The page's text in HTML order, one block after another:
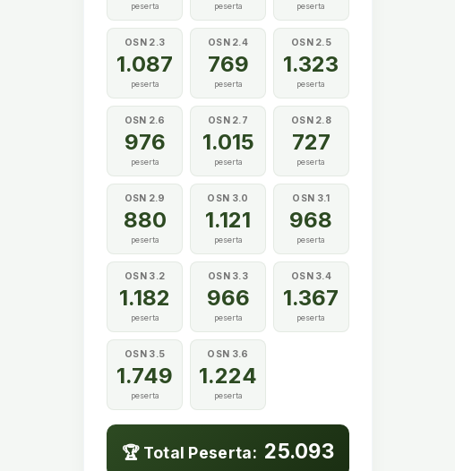
peserta peserta peserta
OSN 2.3
1.087
peserta
OSN 2.4
769
peserta
OSN 2.5
1.323
peserta
OSN 2.6
976
peserta
OSN 2.7
1.015
peserta
OSN 2.8
727
peserta
OSN 2.9
880
peserta
OSN 3.0
1.121
peserta
OSN 3.1
968
peserta
OSN 3.2
1.182
peserta
OSN 3.3
966
peserta
OSN 3.4
1.367
peserta
OSN 3.5
1.749
peserta
OSN 3.6
1.224
peserta
🏆 Total Peserta: 25.093